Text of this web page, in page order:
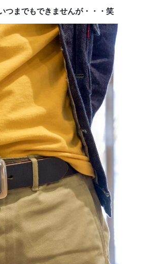
つまでもできませんが・・・笑